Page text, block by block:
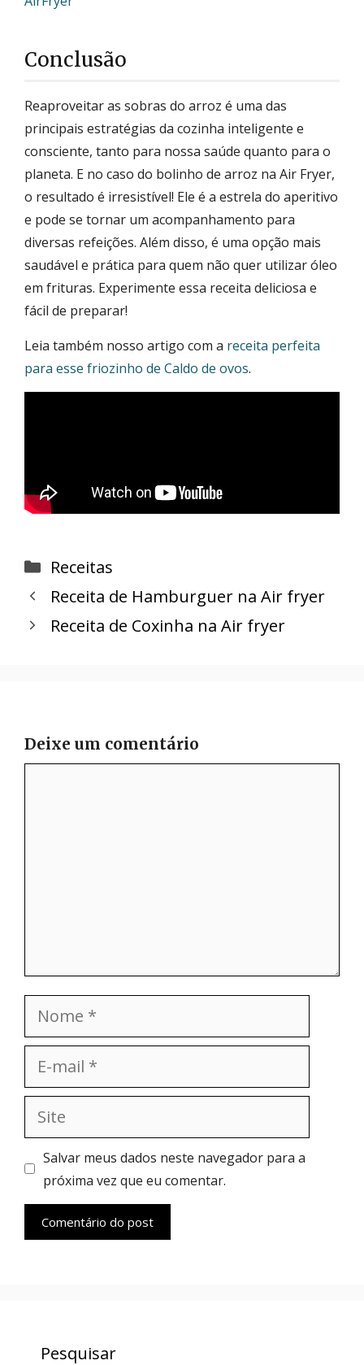
Conclusão
Reaproveitar as sobras do arroz é uma das
principais estratégias da cozinha inteligente e
consciente, tanto para nossa saúde quanto para o
planeta. E no caso do bolinho de arroz na Air Fryer,
o resultado é irresistível! Ele é a estrela do aperitivo
e pode se tornar um acompanhamento para
diversas refeições. Além disso, é uma opção mais
saudável e prática para quem não quer utilizar óleo
em frituras. Experimente essa receita deliciosa e
fácil de preparar!
Leia também nosso artigo com a receita perfeita
para esse friozinho de Caldo de ovos.
Categorias
Receitas
Receita de Hamburguer na Air fryer
Receita de Coxinha na Air fryer
Deixe um comentário
Nome
Site
Salvar meus dados neste navegador para a
próxima vez que eu comentar.
Pesquisar